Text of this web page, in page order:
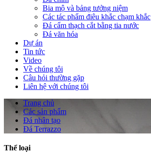
Bia mộ và bảng tưởng niệm
Các tác phẩm điêu khắc chạm khắc
Đá cẩm thạch cắt bằng tia nước
Đá văn hóa
Dự án
Tin tức
Video
Về chúng tôi
Câu hỏi thường gặp
Liên hệ với chúng tôi
Trang chủ
Các sản phẩm
Đá nhân tạo
Đá Terrazzo
Thể loại